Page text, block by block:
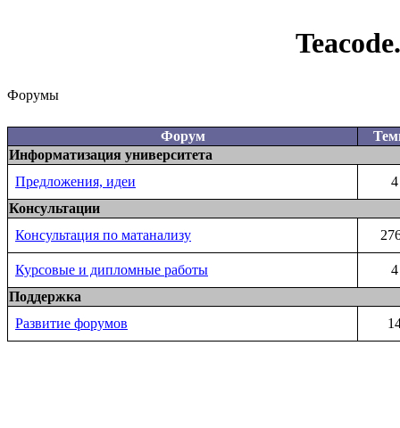
Форумы
Форум
Информатизация университета
Предложения, идеи
4
Консультации
Консультация по матанализу
Курсовые и дипломные работы
4
Поддержка
Развитие форумов